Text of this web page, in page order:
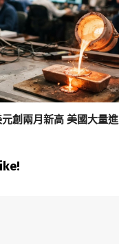
創兩月新高 美國大量